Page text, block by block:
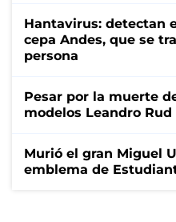
Hantavirus: detectan
cepa Andes, que se
persona
Pesar por la muerte
modelos Leandro Rud
Murió el gran Miguel
emblema de